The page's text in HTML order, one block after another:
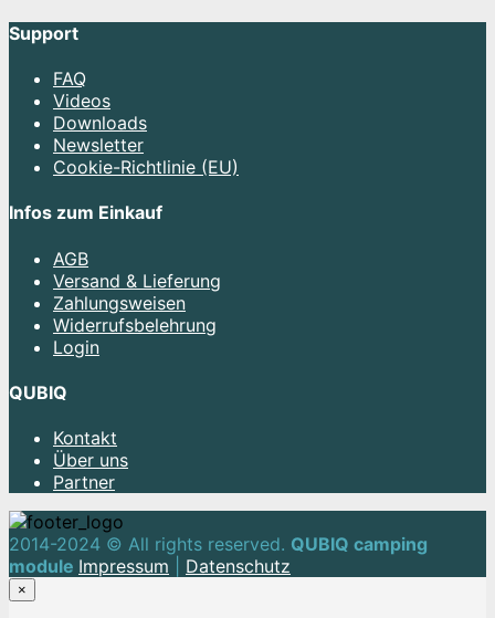
Support
FAQ
Videos
Downloads
Newsletter
Cookie-Richtlinie (EU)
Infos zum Einkauf
AGB
Versand & Lieferung
Zahlungsweisen
Widerrufsbelehrung
Login
QUBIQ
Kontakt
Über uns
Partner
2014-2024 © All rights reserved. QUBIQ camping
module Impressum Datenschutz
×